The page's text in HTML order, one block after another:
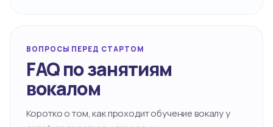
ВОПРОСЫ ПЕРЕД СТАРТОМ
FAQ по занятиям
вокалом
Коротко о том, как проходит обучение вокалу у